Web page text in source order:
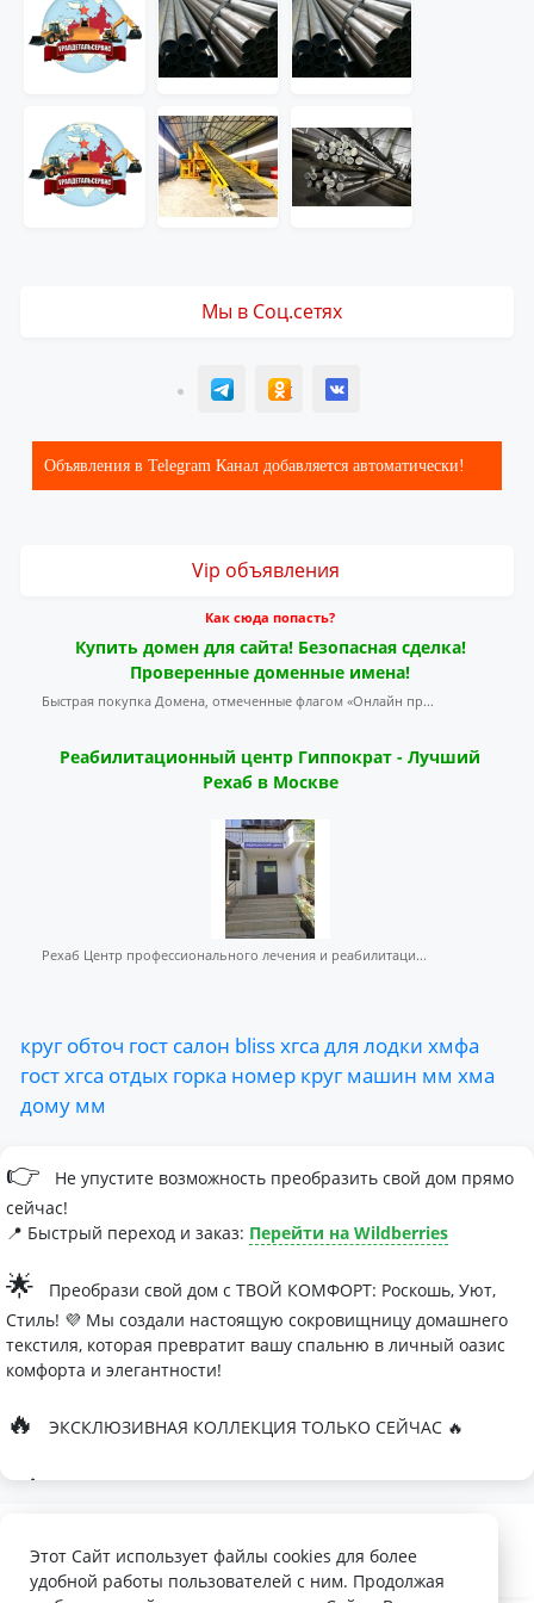
Мы в Соц.сетях
T ОК ВК
Объявления в Telegram Канал добавляется автоматически!
Vip объявления
Как сюда попасть?
Купить домен для сайта! Безопасная сделка!
Проверенные доменные имена!
Быстрая покупка Домена, отмеченные флагом «Онлайн пр...
Реабилитационный центр Гиппократ - Лучший
Рехаб в Москве
Рехаб Центр профессионального лечения и реабилитаци...
круг обточ гост салон blissхгса для лодки хмфа
гостхгса отдых горка номер круг машин мм хма
дому мм
👉
Не упустите возможность преобразить свой дом прямо
сейчас!
📍 Быстрый переход и заказ: Перейти на Wildberries
🌟
Преобрази свой дом с ТВОЙ КОМФОРТ: Роскошь, Уют,
Стиль! 💜 Мы создали настоящую сокровищницу домашнего
текстиля, которая превратит вашу спальню в личный оазис
комфорта и элегантности!
🔥 ЭКСКЛЮЗИВНАЯ КОЛЛЕКЦИЯ ТОЛЬКО СЕЙЧАС 🔥
🛏
Палитра изысканных оттенков:
- Темно-серый для минималистичных интерьеров
Этот Сайт использует файлы cookies для более
удобной работы пользователей с ним. Продолжая